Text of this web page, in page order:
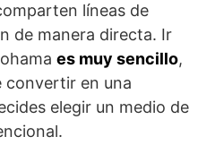
líneas de
de manera directa. Ir
es muy sencillo,
convertir en una
elegir un medio de